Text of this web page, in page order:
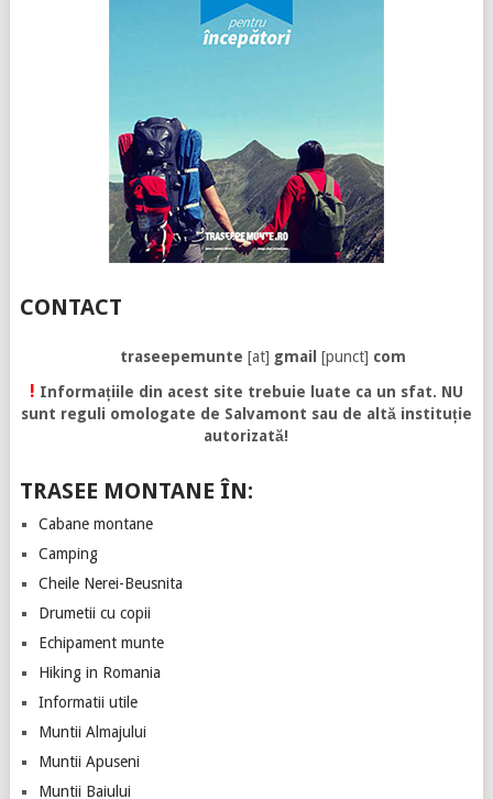
CONTACT
traseepemunte [at] gmail [punct] com
! Informațiile din acest site trebuie luate ca un sfat. NU
sunt reguli omologate de Salvamont sau de altă instituție
autorizată!
TRASEE MONTANE ÎN:
Cabane montane
Camping
Cheile Nerei-Beusnita
Drumetii cu copii
Echipament munte
Hiking in Romania
Informatii utile
Muntii Almajului
Muntii Apuseni
Muntii Baiului